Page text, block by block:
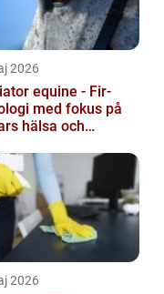
2026
equine - Fir-
med fokus på
hälsa och
2026